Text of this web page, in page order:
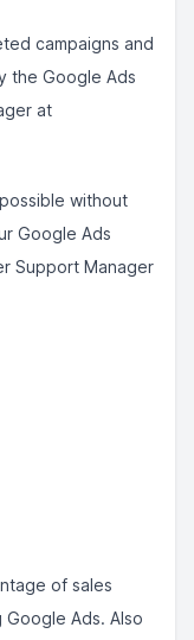
campaigns and
the Google Ads
at
without
Google Ads
Support Manager
of sales
Ads. Also